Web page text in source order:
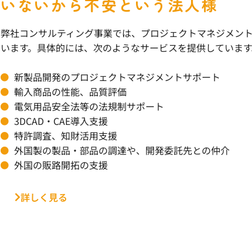
弊社コンサルティング事業では、プロジェクトマネジメン
います。具体的には、次のようなサービスを提供しています
新製品開発のプロジェクトマネジメントサポート
輸入商品の性能、品質評価
電気用品安全法等の法規制サポート
3DCAD・CAE導入支援
特許調査、知財活用支援
外国製の製品・部品の調達や、開発委託先との仲介
外国の販路開拓の支援
詳しく見る